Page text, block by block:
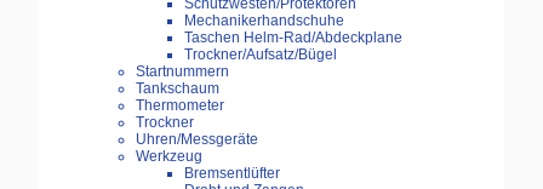
Schutzwesten/Protektoren
Mechanikerhandschuhe
Taschen Helm-Rad/Abdeckplane
Trockner/Aufsatz/Bügel
Startnummern
Tankschaum
Thermometer
Trockner
Uhren/Messgeräte
Werkzeug
Bremsentlüfter